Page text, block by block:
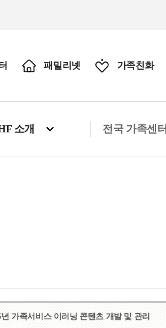
패밀리넷 가족친화
소개 전국 가족센터
가족서비스 이러닝 콘텐츠 개발 및 관리